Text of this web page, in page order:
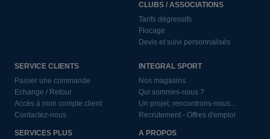
CLUBS / ASSOCIATIONS
Tarifs dégressifs
Flocage
Devis et suivi personnalisés
SERVICE CLIENTS
Passer une commande
Echange / Retour
Accès à mon compte client
Contactez-nous
SERVICES PLUS
INTEGRAL SPORT
Nos magasins
Qui sommes-nous ?
Un projet, rencontrons-nous...
Recrutement - Offres d'emploi
A PROPOS